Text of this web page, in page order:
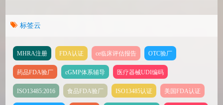
标签云
MHRA注册 FDA认证 ce临床评估报告 OTC验厂
药品FDA验厂 cGMP体系辅导 医疗器械UDI编码
ISO13485:2016 食品FDA验厂 ISO13485认证 美国FDA认证